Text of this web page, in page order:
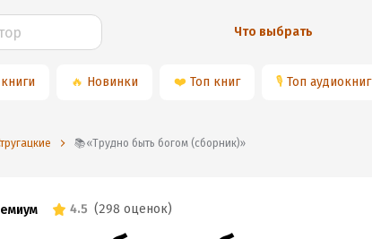
Что выбрать
🔥 Новинки ❤️ Топ книг 🎙 Топ аудиокниг
📚«Трудно быть богом (сборник)»
4.5 (298 оценок)